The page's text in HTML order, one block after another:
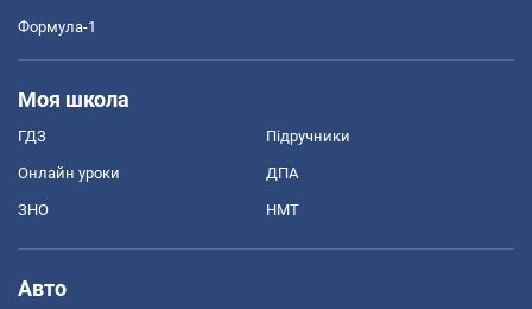
Формула-1
Моя школа
ГДЗ Підручники
Онлайн уроки ДПА
ЗНО НМТ
Авто